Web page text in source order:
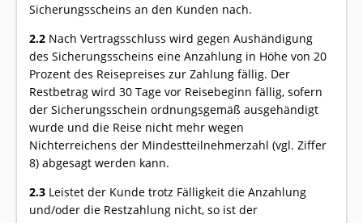
Sicherungsscheins an den Kunden nach.
2.2 Nach Vertragsschluss wird gegen Aushändigung
des Sicherungsscheins eine Anzahlung in Höhe von 20
Prozent des Reisepreises zur Zahlung fällig. Der
Restbetrag wird 30 Tage vor Reisebeginn fällig, sofern
der Sicherungsschein ordnungsgemäß ausgehändigt
wurde und die Reise nicht mehr wegen
Nichterreichens der Mindestteilnehmerzahl (vgl. Ziffer
8) abgesagt werden kann.
2.3 Leistet der Kunde trotz Fälligkeit die Anzahlung
und/oder die Restzahlung nicht, so ist der